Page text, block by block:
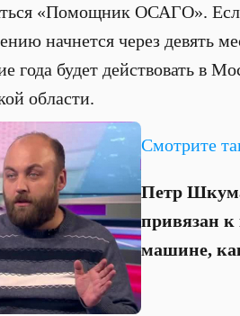
«Помощник ОСАГО».
начнется через девять
года будет действовать в
области.
Смотрите
Петр
привязан к
машине,